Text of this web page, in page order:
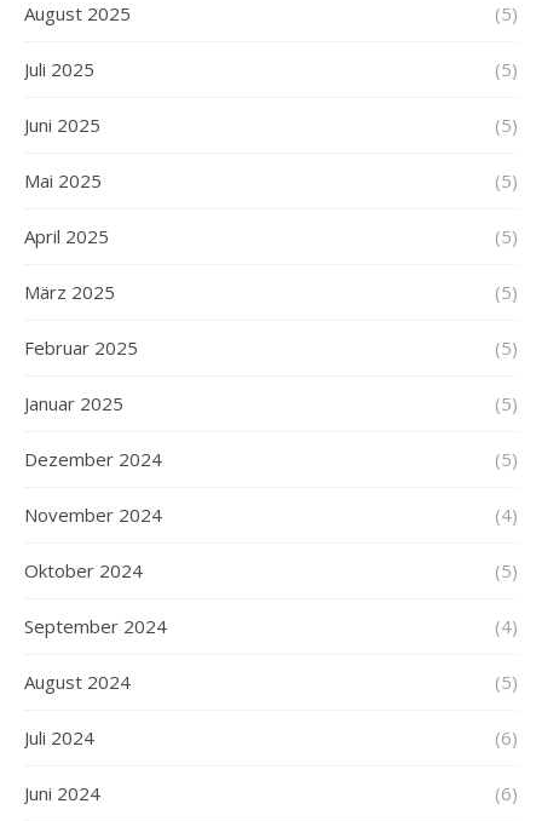
August 2025 (5)
Juli 2025 (5)
Juni 2025 (5)
Mai 2025 (5)
April 2025 (5)
März 2025 (5)
Februar 2025 (5)
Januar 2025 (5)
Dezember 2024 (5)
November 2024 (4)
Oktober 2024 (5)
September 2024 (4)
August 2024 (5)
Juli 2024 (6)
Juni 2024 (6)